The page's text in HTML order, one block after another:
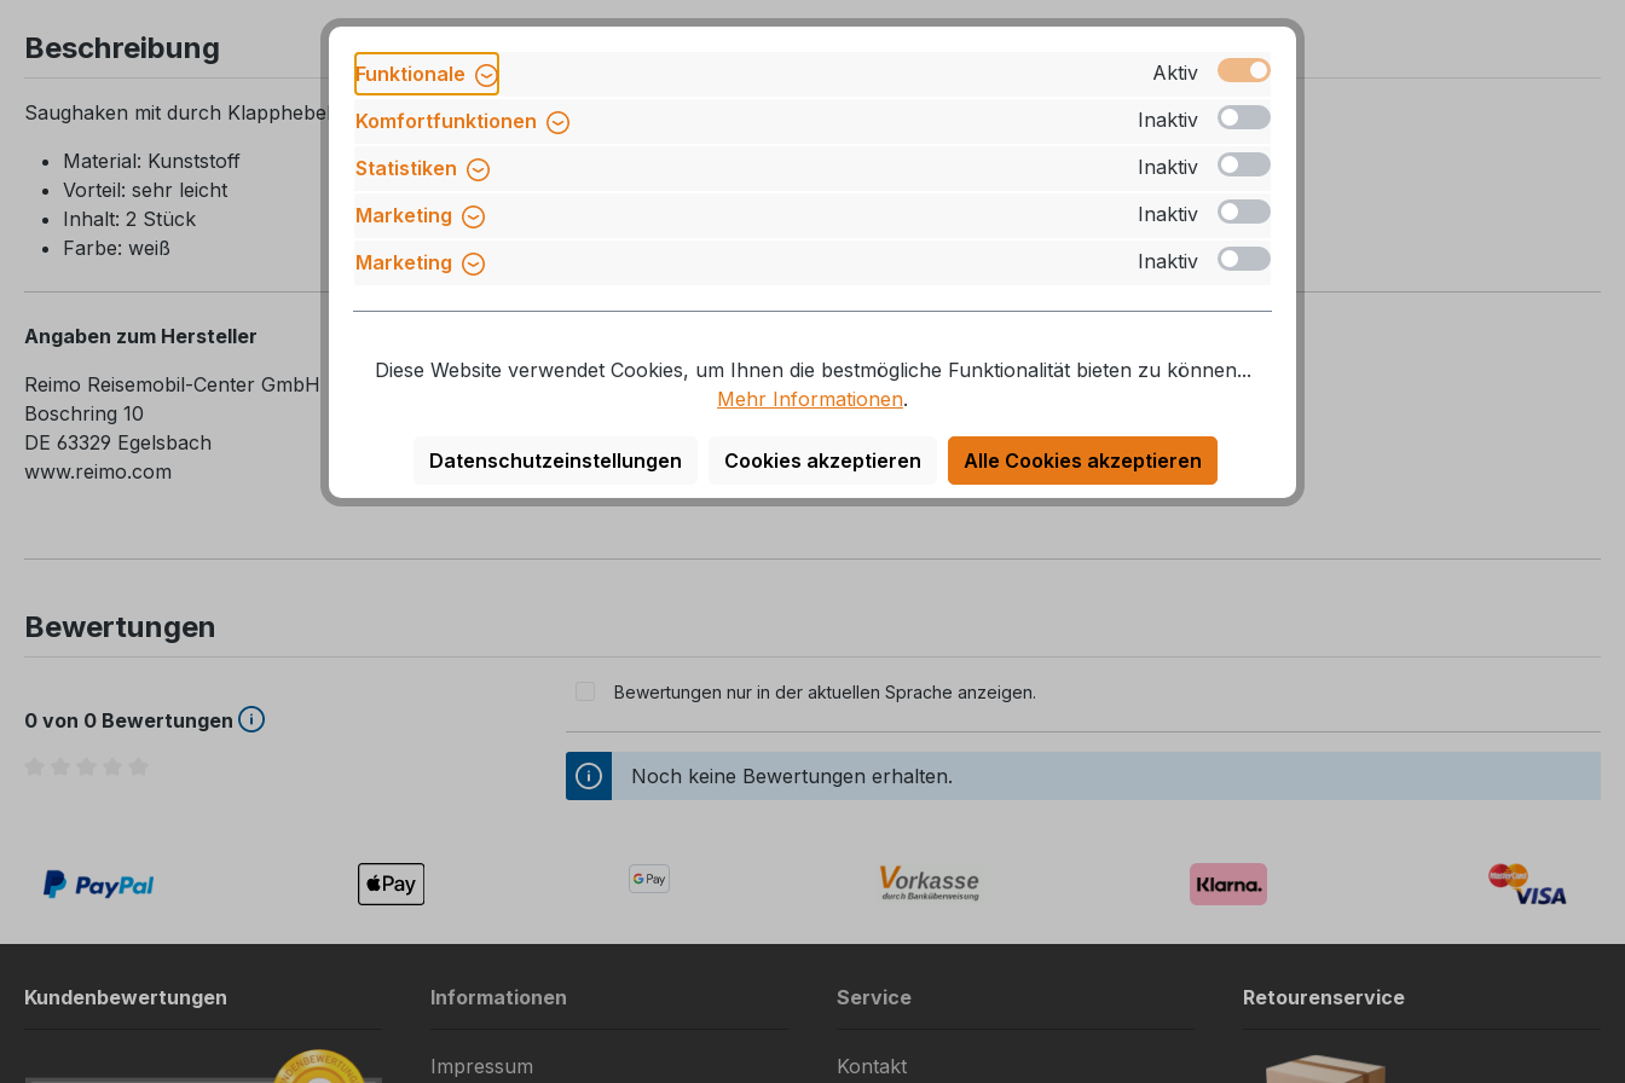
Beschreibung
Saughaken mit durch Klapphebel spannbarem Saugnapf.
Material: Kunststoff
Vorteil: sehr leicht
Inhalt: 2 Stück
Farbe: weiß
Angaben zum Hersteller
Reimo Reisemobil-Center GmbH
Boschring 10
DE 63329 Egelsbach
www.reimo.com
Bewertungen
0 von 0 Bewertungen
Bewertungen nur in der aktuellen Sprache anzeigen.
Noch keine Bewertungen erhalten.
Kundenbewertungen Informationen
Impressum
Service
Kontakt
Retourenservice
Funktionale
Aktiv
Komfortfunktionen
Inaktiv
Statistiken
Inaktiv
Marketing
Inaktiv
Marketing
Inaktiv
Diese Website verwendet Cookies, um Ihnen die bestmögliche Funktionalität bieten zu können...
Mehr Informationen.
Datenschutzeinstellungen Cookies akzeptieren Alle Cookies akzeptieren